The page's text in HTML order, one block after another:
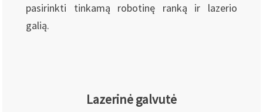
pasirinkti tinkamą robotinę ranką ir lazerio
galią.
Lazerinė galvutė